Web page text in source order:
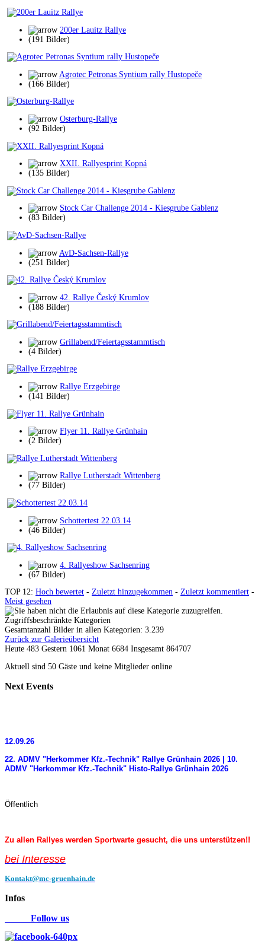
200er Lauitz Rallye
(191 Bilder)
Agrotec Petronas Syntium rally Hustopeče
(166 Bilder)
Osterburg-Rallye
(92 Bilder)
XXII. Rallyesprint Kopná
(135 Bilder)
Stock Car Challenge 2014 - Kiesgrube Gablenz
(83 Bilder)
AvD-Sachsen-Rallye
(251 Bilder)
42. Rallye Český Krumlov
(188 Bilder)
Grillabend/Feiertagsstammtisch
(4 Bilder)
Rallye Erzgebirge
(141 Bilder)
Flyer 11. Rallye Grünhain
(2 Bilder)
Rallye Lutherstadt Wittenberg
(77 Bilder)
Schottertest 22.03.14
(46 Bilder)
4. Rallyeshow Sachsenring
(67 Bilder)
TOP 12: Hoch bewertet - Zuletzt hinzugekommen - Zuletzt kommentiert -
Meist gesehen
Zugriffsbeschränkte Kategorien
Gesamtanzahl Bilder in allen Kategorien: 3.239
Zurück zur Galerieübersicht
Heute 483 Gestern 1061 Monat 6684 Insgesamt 864707
Aktuell sind 50 Gäste und keine Mitglieder online
Next Events
12.09.26
22. ADMV "Herkommer Kfz.-Technik" Rallye Grünhain 2026 | 10.
ADMV "Herkommer Kfz.-Technik" Histo-Rallye Grünhain 2026
Öffentlich
Zu allen Rallyes werden Sportwarte gesucht, die uns unterstützen!!
bei Interesse
Kontakt@mc-gruenhain.de
Infos
Follow us